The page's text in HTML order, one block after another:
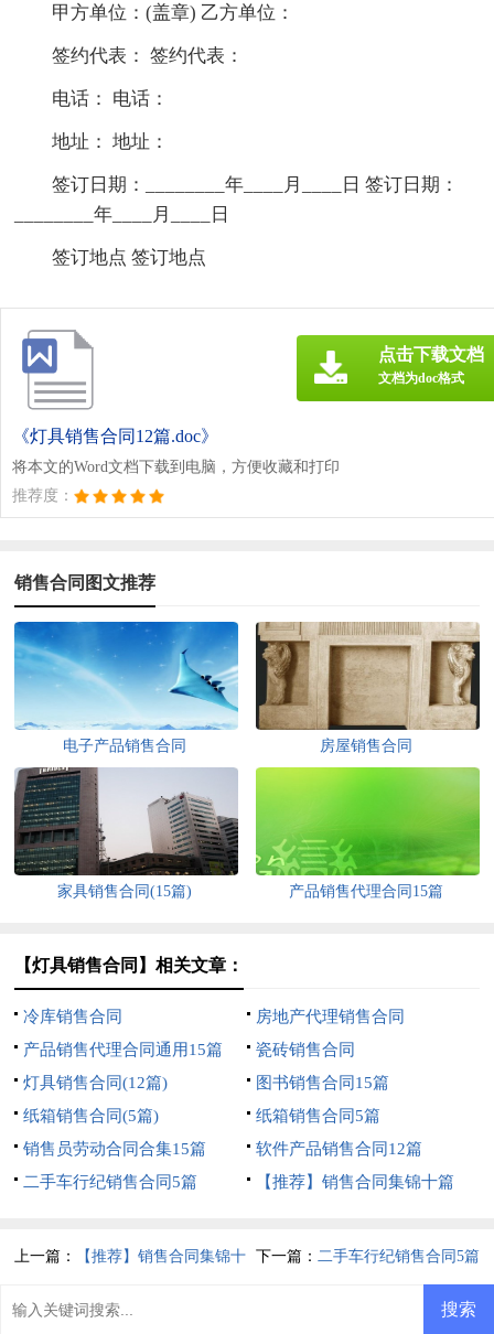
甲方单位：(盖章) 乙方单位：
签约代表： 签约代表：
电话： 电话：
地址： 地址：
签订日期：________年____月____日 签订日期：
________年____月____日
签订地点 签订地点
《灯具销售合同12篇.doc》
将本文的Word文档下载到电脑，方便收藏和打印
推荐度：
点击下载文档
文档为doc格式
销售合同图文推荐
电子产品销售合同 房屋销售合同
家具销售合同(15篇) 产品销售代理合同15篇
【灯具销售合同】相关文章：
冷库销售合同
房地产代理销售合同
产品销售代理合同通用15篇
瓷砖销售合同
灯具销售合同(12篇)
图书销售合同15篇
纸箱销售合同(5篇)
纸箱销售合同5篇
销售员劳动合同合集15篇
软件产品销售合同12篇
二手车行纪销售合同5篇
【推荐】销售合同集锦十篇
上一篇： 【推荐】销售合同集锦十 下一篇： 二手车行纪销售合同5篇